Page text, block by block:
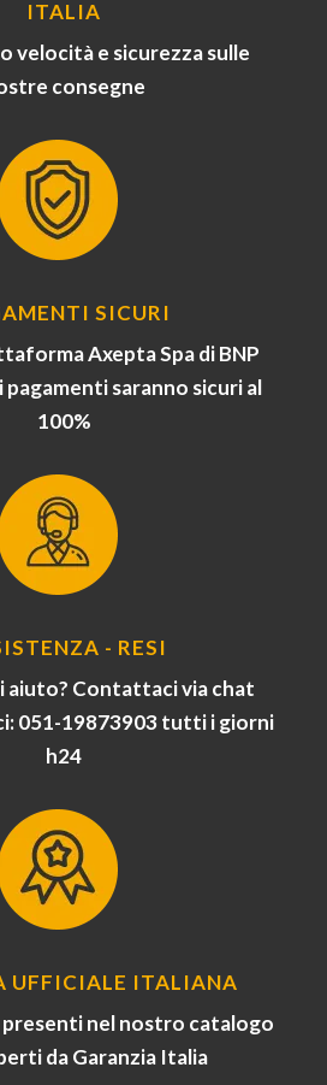
ITALIA
velocità e sicurezza sulle
consegne
SICURI
Axepta Spa di BNP
pagamenti saranno sicuri al
100%
- RESI
aiuto? Contattaci via chat
051-19873903 tutti i giorni
h24
UFFICIALE ITALIANA
nel nostro catalogo
da Garanzia Italia